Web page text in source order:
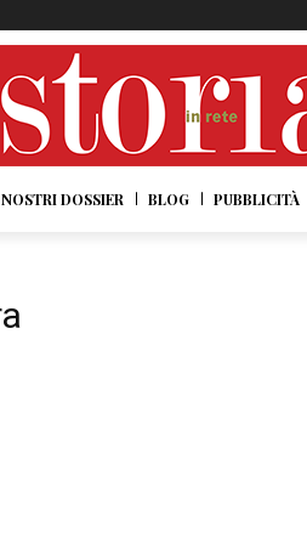
DOSSIER BLOG PUBBLICITÀ